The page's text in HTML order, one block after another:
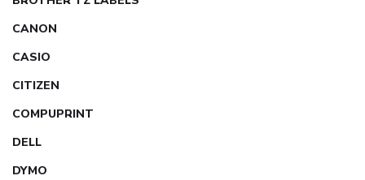
CANON
CASIO
CITIZEN
COMPUPRINT
DELL
DYMO